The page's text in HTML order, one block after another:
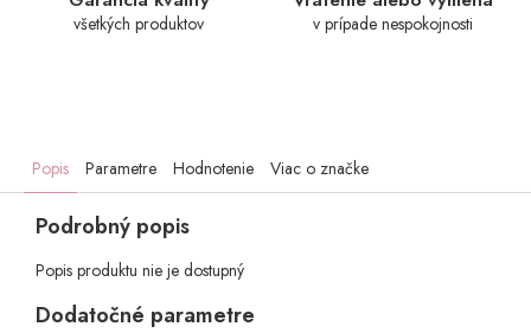
všetkých produktov v prípade nespokojnosti
Popis Parametre Hodnotenie Viac o značke
Podrobný popis
Popis produktu nie je dostupný
Dodatočné parametre